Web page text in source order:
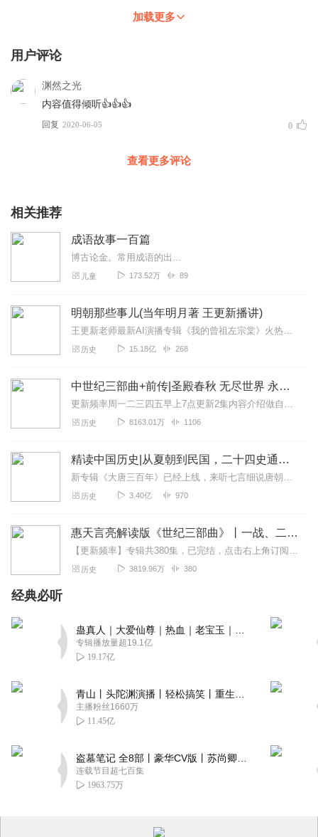
加载更多
用户评论
渊然之光
内容值得倾听👍👍👍
回复 2020-06-05 0
查看更多评论
相关推荐
成语故事一百篇
博古论金。常用成语的出...
儿童 173.52万 89
明朝那些事儿(当年明月著 王更新播讲)
王更新老师最新AI演播专辑《我的曾祖左宗棠》火热更新中！从曾孙视角看帝国脊梁左宗棠的B面人生！【大咖推荐】明月的写作不仅笔锋活泼幽默，而且加进了自己的感悟，这就...
历史 15.18亿 268
中世纪三部曲+前传|圣殿春秋 无尽世界 永恒火焰 暗夜与黎明|惠天言亮解读版
更新频率周一二三四五早上7点更新2集内容介绍做自己喜欢的事，直到世界为你改变。言亮、惠天，为你解读世界级畅销IP--肯·福莱特《中世纪三部曲》+前传《暗夜与...
历史 8163.01万 1106
精读中国历史|从夏朝到民国，二十四史通史解析，中华上下五千年
新专辑《大唐三百年》已经上线，来听七言细说唐朝三百年历史吧。点击即可跳转收听。【精读中国历史】立足正史，现代阐释。溯本清源，守正创新。比小说还精彩的正说中国历...
历史 3.40亿 970
惠天言亮解读版《世纪三部曲》丨一战、二战、冷战
【更新频率】专辑共380集，已完结，点击右上角订阅按钮，VIP免费听！【社群福利】2024熊猫君听书社群全新升级，欢迎熊猫君的粉丝听友们入群交流，更多新鲜玩法和...
历史 3819.96万 380
经典必听
专辑播放量超19.1亿
19.17亿
主播粉丝1660万
11.45亿
连载节目超七百集
1963.75万